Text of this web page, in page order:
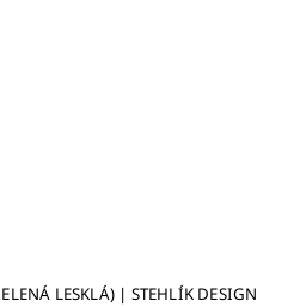
LESKLÁ) | STEHLÍK DESIGN